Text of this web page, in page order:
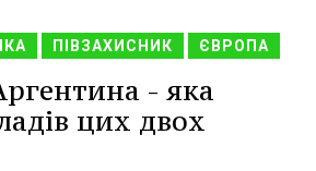
ПІВЗАХИСНИК ЄВРОПА
- яка
цих двох